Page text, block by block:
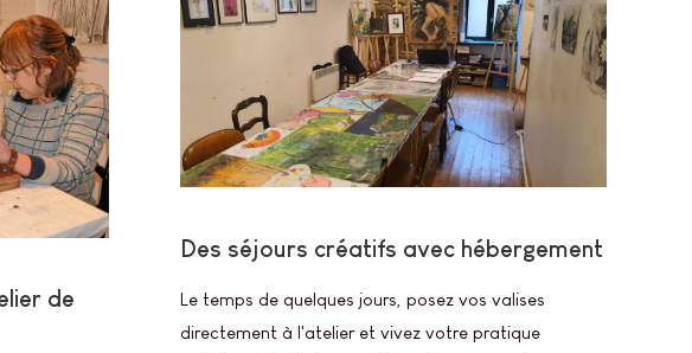
de
Des séjours créatifs avec hébergement
Le temps de quelques jours, posez vos valises
directement à l'atelier et vivez votre pratique